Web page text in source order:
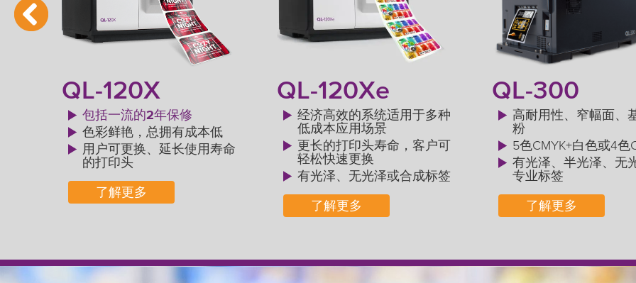
QL-120X
包括一流的2年保修
色彩鲜艳，总拥有成本低
用户可更换、延长使用寿命
的打印头
了解更多
QL-120Xe
经济高效的系统适用于多种
低成本应用场景
更长的打印头寿命，客户可
轻松快速更换
有光泽、无光泽或合成标签
了解更多
QL-300
高耐用性、窄幅面、
粉
5色CMYK+白色或4色
有光泽、半光泽、无
专业标签
了解更多